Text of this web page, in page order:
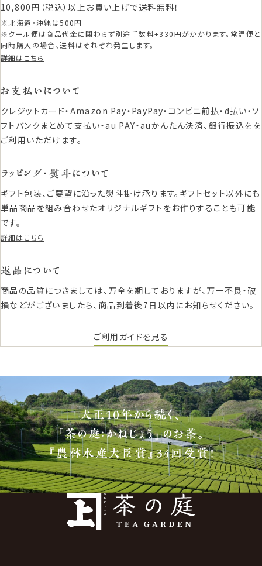
10,800円（税込）以上お買い上げで送料無料！
※北海道・沖縄は500円
※クール便は商品代金に関わらず別途手数料+330円がかかります。常温便と
同時購入の場合、送料はそれぞれ発生します。
詳細はこちら
お支払いについて
クレジットカード・Amazon Pay・PayPay・コンビニ前払・d払い・ソ
フトバンクまとめて支払い・au PAY・auかんたん決済、銀行振込をを
ご利用いただけます。
ラッピング・熨斗について
ギフト包装、ご要望に沿った熨斗掛け承ります。ギフトセット以外にも
単品商品を組み合わせたオリジナルギフトをお作りすることも可能
です。
詳細はこちら
返品について
商品の品質につきましては、万全を期しておりますが、万一不良・破
損などがございましたら、商品到着後7日以内にお知らせください。
ご利用ガイドを見る
大正10年から続く、
「茶の庭：かねじょう」のお茶。
『農林水産大臣賞』34回受賞！